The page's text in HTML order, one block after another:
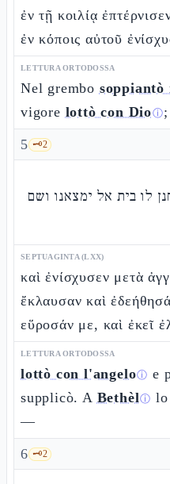
ἐν τῇ κοιλίᾳ
ἐν κόποις αὐτοῦ
LETTURA ORTODOSSA
Nel grembo
vigore lottò con Dioⓘ;
5 🗝️2
לו בית אל ימצאנו ושם
SEPTUAGINTA (LXX)
καὶ ἐνίσχυσεν μετὰ
ἔκλαυσαν καὶ
εὕροσάν με, καὶ ἐκεῖ
LETTURA ORTODOSSA
lottò con l'angeloⓘ e
supplicò. A Bethèlⓘ
—
6 🗝️2